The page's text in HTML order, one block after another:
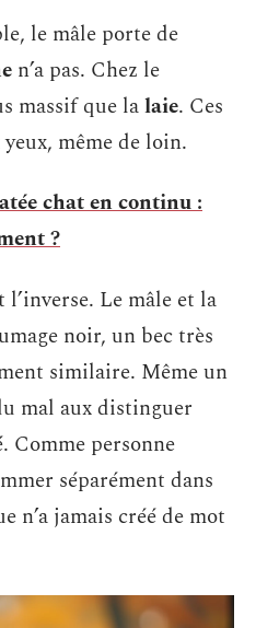
le mâle porte de
n’a pas. Chez le
massif que lalaie. Ces
même de loin.
chat en continu :
?
l’inverse. Le mâle et la
noir, un bec très
similaire. Même un
mal aux distinguer
Comme personne
séparément dans
n’a jamais créé de mot